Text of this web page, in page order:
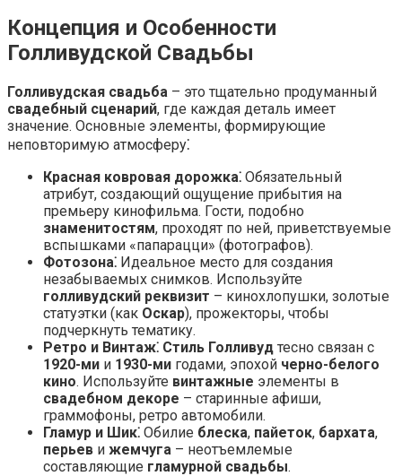
Концепция и Особенности
Голливудской Свадьбы
Голливудская свадьба – это тщательно продуманный
свадебный сценарий, где каждая деталь имеет
значение. Основные элементы, формирующие
неповторимую атмосферу⁚
Красная ковровая дорожка⁚ Обязательный
атрибут, создающий ощущение прибытия на
премьеру кинофильма. Гости, подобно
знаменитостям, проходят по ней, приветствуемые
вспышками «папарацци» (фотографов).
Фотозона⁚ Идеальное место для создания
незабываемых снимков. Используйте
голливудский реквизит – кинохлопушки, золотые
статуэтки (как Оскар), прожекторы, чтобы
подчеркнуть тематику.
Ретро и Винтаж⁚ Стиль Голливуд тесно связан с
1920-ми и 1930-ми годами, эпохой черно-белого
кино. Используйте винтажные элементы в
свадебном декоре – старинные афиши,
граммофоны, ретро автомобили.
Гламур и Шик⁚ Обилие блеска, пайеток, бархата,
перьев и жемчуга – неотъемлемые
составляющие гламурной свадьбы.